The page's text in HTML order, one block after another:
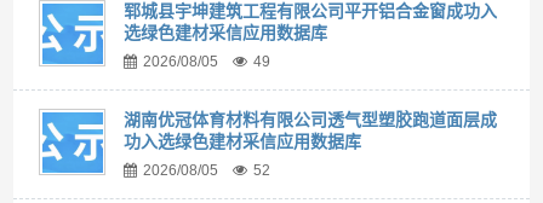
郓城县宇坤建筑工程有限公司平开铝合金窗成功入
选绿色建材采信应用数据库
2026/08/05 49
湖南优冠体育材料有限公司透气型塑胶跑道面层成
功入选绿色建材采信应用数据库
2026/08/05 52